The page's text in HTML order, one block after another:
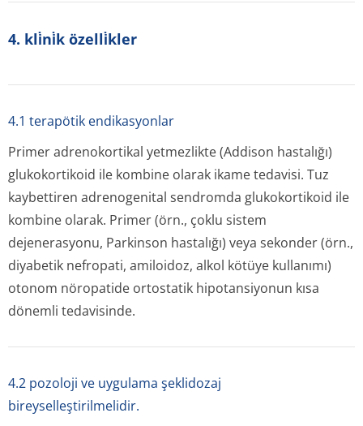
4. kli̇ni̇k özelli̇kler
4.1 terapötik endikasyonlar
Primer adrenokortikal yetmezlikte (Addison hastalığı)
glukokortikoid ile kombine olarak ikame tedavisi. Tuz
kaybettiren adrenogenital sendromda glukokortikoid ile
kombine olarak. Primer (örn., çoklu sistem
dejenerasyonu, Parkinson hastalığı) veya sekonder (örn.,
diyabetik nefropati, amiloidoz, alkol kötüye kullanımı)
otonom nöropatide ortostatik hipotansiyonun kısa
dönemli tedavisinde.
4.2 pozoloji ve uygulama şeklidozaj
bireyselleştirilmelidir.